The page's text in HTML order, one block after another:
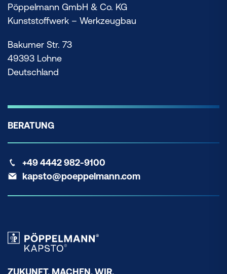
Pöppelmann GmbH & Co. KG
Kunststoffwerk – Werkzeugbau
Bakumer Str. 73
49393 Lohne
Deutschland
BERATUNG
+49 4442 982-9100
kapsto@poeppelmann.com
ZUKUNFT. MACHEN. WIR.